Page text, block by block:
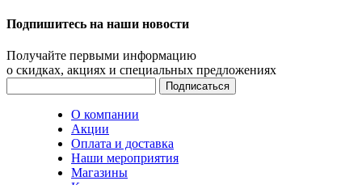
Подпишитесь на наши новости
Получайте первыми информацию
о скидках, акциях и специальных предложениях
О компании
Акции
Оплата и доставка
Наши мероприятия
Магазины